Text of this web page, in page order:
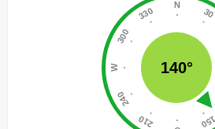
140°